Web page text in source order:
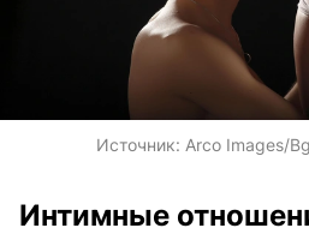
Источник: Arco Images/
Интимные